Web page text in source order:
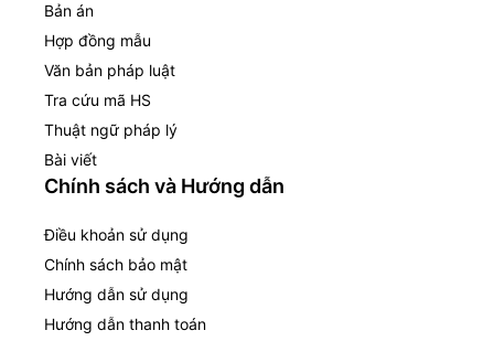
Bản án
Hợp đồng mẫu
Văn bản pháp luật
Tra cứu mã HS
Thuật ngữ pháp lý
Bài viết
Chính sách và Hướng dẫn
Điều khoản sử dụng
Chính sách bảo mật
Hướng dẫn sử dụng
Hướng dẫn thanh toán